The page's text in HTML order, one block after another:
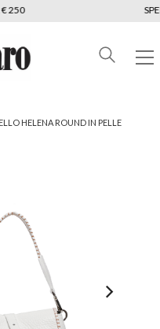
250
HELENA ROUND IN PELLE